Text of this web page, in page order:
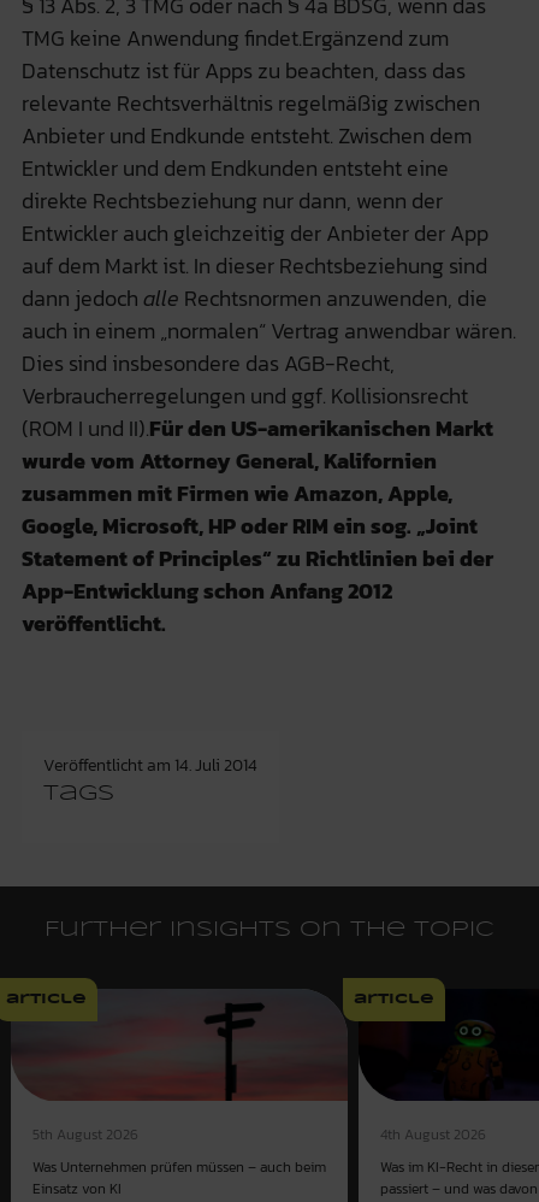
TMG keine Anwendung findet.Ergänzend zum
Datenschutz ist für Apps zu beachten, dass das
relevante Rechtsverhältnis regelmäßig zwischen
Anbieter und Endkunde entsteht. Zwischen dem
Entwickler und dem Endkunden entsteht eine
direkte Rechtsbeziehung nur dann, wenn der
Entwickler auch gleichzeitig der Anbieter der App
auf dem Markt ist. In dieser Rechtsbeziehung sind
dann jedochalle Rechtsnormen anzuwenden, die
auch in einem „normalen“ Vertrag anwendbar wären.
Dies sind insbesondere das AGB-Recht,
Verbraucherregelungen und ggf. Kollisionsrecht
(ROM I und II).Für den US-amerikanischen Markt
wurde vom Attorney General, Kalifornien
zusammen mit Firmen wie Amazon, Apple,
Google, Microsoft, HP oder RIM ein sog. „Joint
Statement of Principles“ zu Richtlinien bei der
App-Entwicklung schon Anfang 2012
veröffentlicht.
Veröffentlicht am 14. Juli 2014
Tags
Further insights on the topic
article
5th August 2026
Was Unternehmen prüfen müssen – auch beim
Einsatz von KI
article
4th August 2026
Was im KI-Recht in
passiert – und was